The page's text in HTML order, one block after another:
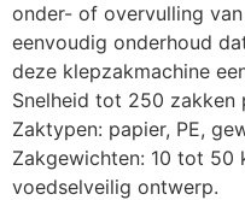
onder- of overvulling
eenvoudig onderhoud
deze klepzakmachine
Snelheid tot 250 zakken
Zaktypen: papier, PE,
Zakgewichten: 10 tot 50
voedselveilig ontwerp.